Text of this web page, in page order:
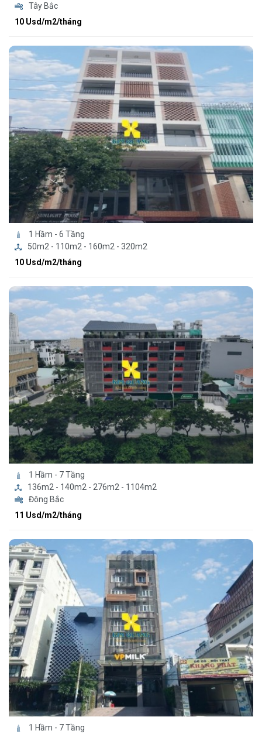
Tây Bắc
10 Usd/m2/tháng
1 Hầm - 6 Tầng
50m2 - 110m2 - 160m2 - 320m2
10 Usd/m2/tháng
1 Hầm - 7 Tầng
136m2 - 140m2 - 276m2 - 1104m2
Đông Bắc
11 Usd/m2/tháng
1 Hầm - 7 Tầng